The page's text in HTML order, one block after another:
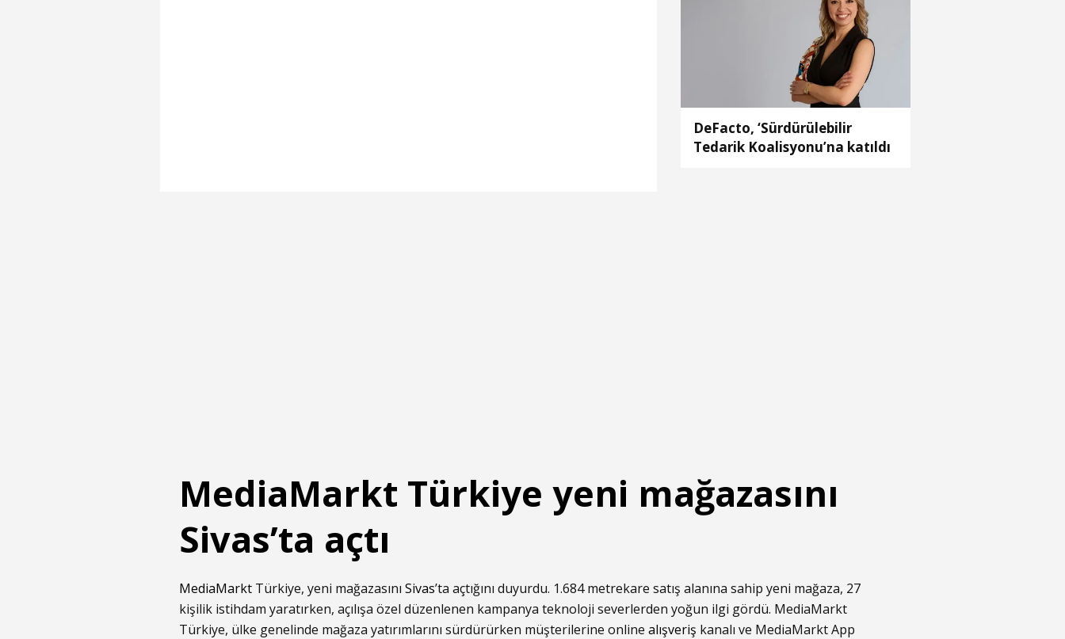
DeFacto, ‘Sürdürülebilir
Tedarik Koalisyonu’na katıldı
MediaMarkt Türkiye yeni mağazasını
Sivas’ta açtı
MediaMarkt Türkiye, yeni mağazasını Sivas’ta açtığını duyurdu. 1.684 metrekare satış alanına sahip yeni mağaza, 27
kişilik istihdam yaratırken, açılışa özel düzenlenen kampanya teknoloji severlerden yoğun ilgi gördü. MediaMarkt
Türkiye, ülke genelinde mağaza yatırımlarını sürdürürken müşterilerine online alışveriş kanalı ve MediaMarkt App